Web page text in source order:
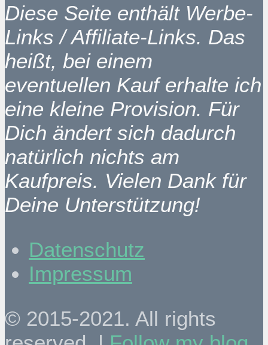
Diese Seite enthält Werbe-
Links / Affiliate-Links. Das
heißt, bei einem
eventuellen Kauf erhalte ich
eine kleine Provision. Für
Dich ändert sich dadurch
natürlich nichts am
Kaufpreis. Vielen Dank für
Deine Unterstützung!
Datenschutz
Impressum
© 2015-2021. All rights